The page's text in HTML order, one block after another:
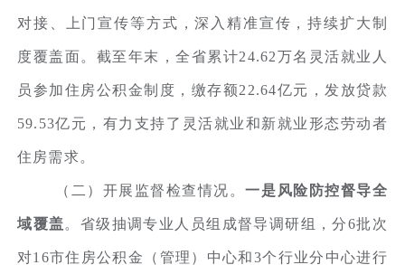
对接、上门宣传等方式，深入精准宣传，持续扩大制
度覆盖面。截至年末，全省累计24.62万名灵活就业人
员参加住房公积金制度，缴存额22.64亿元，发放贷款
59.53亿元，有力支持了灵活就业和新就业形态劳动者
住房需求。
（二）开展监督检查情况。一是风险防控督导全
域覆盖。省级抽调专业人员组成督导调研组，分6批次
对16市住房公积金（管理）中心和3个行业分中心进行